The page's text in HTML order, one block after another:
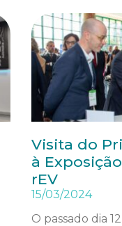
Visita do
à
rEV
15/03/2024
O passado dia